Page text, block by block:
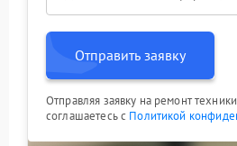
Отправить заявку
Отправляя заявку на ремонт
соглашаетесь с Политикой